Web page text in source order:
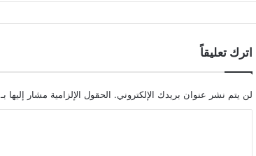
اترك تعليقاً
لن يتم نشر عنوان بريدك الإلكتروني. الحقول الإلزامية مشار إليها بـ